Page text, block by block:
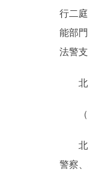
行二
能部
法警
北京
（三
北京
警察